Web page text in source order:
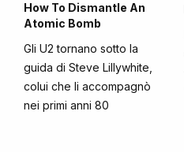
How To Dismantle An
Atomic Bomb
Gli U2 tornano sotto la
guida di Steve Lillywhite,
colui che li accompagnò
nei primi anni 80